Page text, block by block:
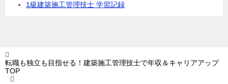
1級建築施工管理技士 学習記録
転職も独立も目指せる！建築施工管理技士で年収＆キャリアアップ
TOP